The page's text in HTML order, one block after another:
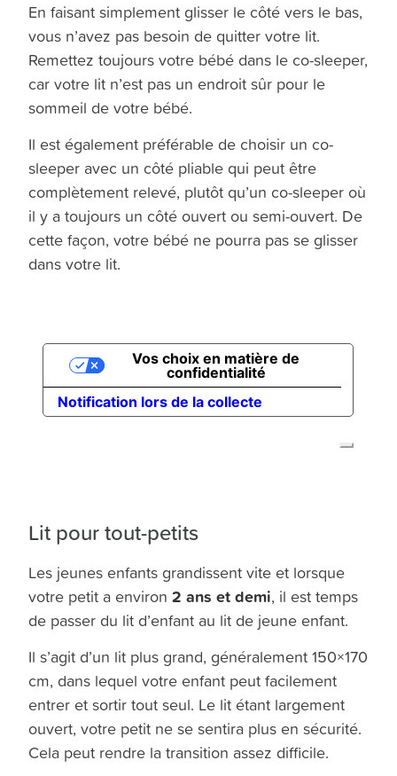
En faisant simplement glisser le côté vers le bas,
vous n’avez pas besoin de quitter votre lit.
Remettez toujours votre bébé dans le co-sleeper,
car votre lit n’est pas un endroit sûr pour le
sommeil de votre bébé.
Il est également préférable de choisir un co-
sleeper avec un côté pliable qui peut être
complètement relevé, plutôt qu’un co-sleeper où
il y a toujours un côté ouvert ou semi-ouvert. De
cette façon, votre bébé ne pourra pas se glisser
dans votre lit.
Lit pour tout-petits
Les jeunes enfants grandissent vite et lorsque
votre petit a environ2 ans et demi, il est temps
de passer du lit d’enfant au lit de jeune enfant.
Il s’agit d’un lit plus grand, généralement 150×170
cm, dans lequel votre enfant peut facilement
entrer et sortir tout seul. Le lit étant largement
ouvert, votre petit ne se sentira plus en sécurité.
Cela peut rendre la transition assez difficile.